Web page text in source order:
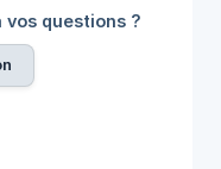
questions ?